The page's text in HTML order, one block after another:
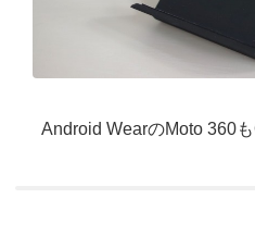
Android WearのMoto 360